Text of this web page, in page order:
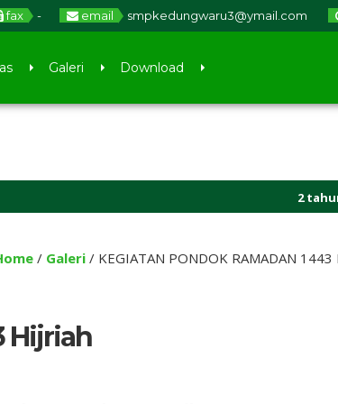
fax - email smpkedungwaru3@ymail.com
Galeri Download
2 tahun yang
/ Galeri / KEGIATAN PONDOK RAMADAN 1443
Hijriah